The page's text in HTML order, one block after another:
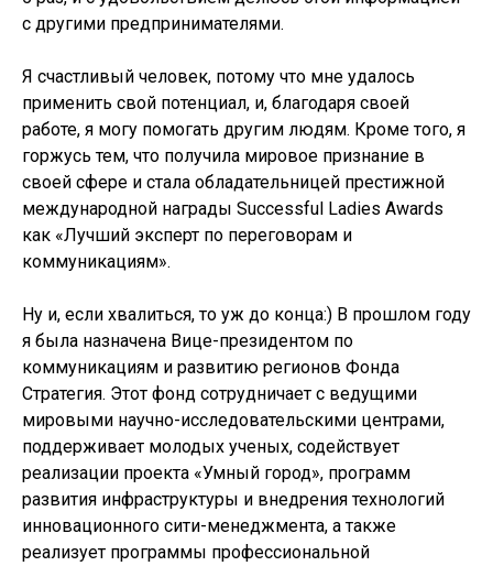
с другими предпринимателями.
Я счастливый человек, потому что мне удалось
применить свой потенциал, и, благодаря своей
работе, я могу помогать другим людям. Кроме того, я
горжусь тем, что получила мировое признание в
своей сфере и стала обладательницей престижной
международной награды Successful Ladies Awards
как «Лучший эксперт по переговорам и
коммуникациям».
Ну и, если хвалиться, то уж до конца:) В прошлом году
я была назначена Вице-президентом по
коммуникациям и развитию регионов Фонда
Стратегия. Этот фонд сотрудничает с ведущими
мировыми научно-исследовательскими центрами,
поддерживает молодых ученых, содействует
реализации проекта «Умный город», программ
развития инфраструктуры и внедрения технологий
инновационного сити-менеджмента, а также
реализует программы профессиональной